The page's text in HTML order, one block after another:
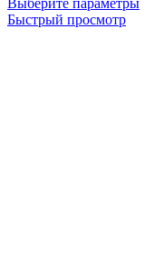
1600 ₽
Быстрый просмотр